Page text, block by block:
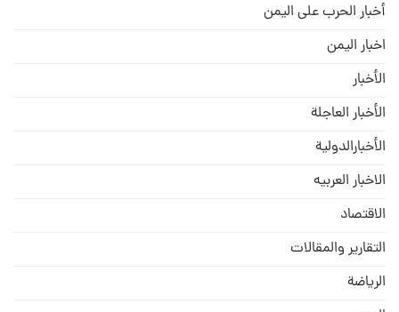
أخبار الحرب على اليمن
اخبار اليمن
الأخبار
الأخبار العاجلة
الأخبارالدولية
الاخبار العربيه
الاقتصاد
التقارير والمقالات
الریاضة